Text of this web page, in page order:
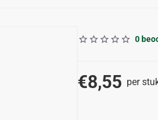
0
€8,55 per